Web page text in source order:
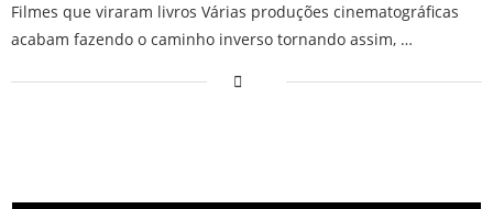
Filmes que viraram livros Várias produções cinematográficas
acabam fazendo o caminho inverso tornando assim, …